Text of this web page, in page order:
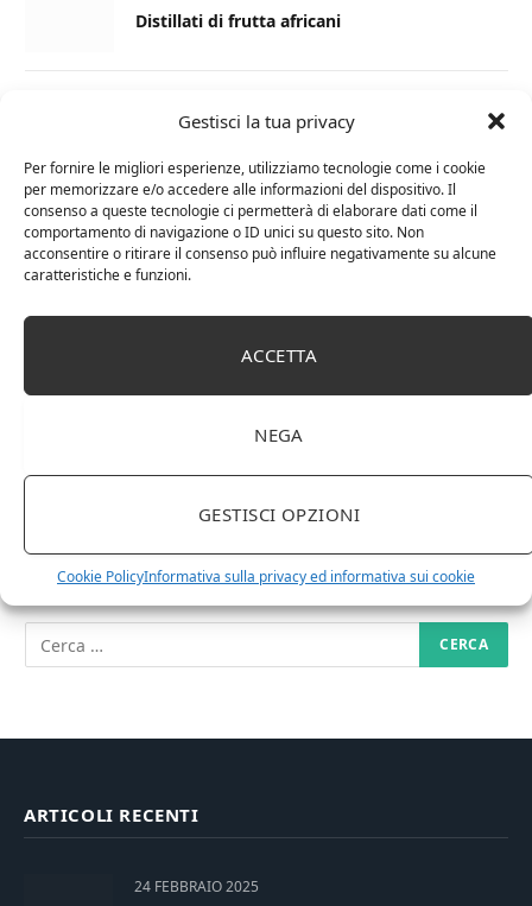
Gestisci la tua privacy
Per fornire le migliori esperienze, utilizziamo tecnologie come i cookie
per memorizzare e/o accedere alle informazioni del dispositivo. Il
consenso a queste tecnologie ci permetterà di elaborare dati come il
comportamento di navigazione o ID unici su questo sito. Non
acconsentire o ritirare il consenso può influire negativamente su alcune
caratteristiche e funzioni.
ACCETTA
NEGA
GESTISCI OPZIONI
Cookie PolicyInformativa sulla privacy ed informativa sui cookie
Distillati di frutta africani
La Champagnerie: vini, bollicine, champagne,
distillati e food online
1 APRILE 2024
Differenza tra brandy e cognac: tutte le
curiosità
irlandesi
RICERCA NEL SITO
ARTICOLI RECENTI
24 FEBBRAIO 2025